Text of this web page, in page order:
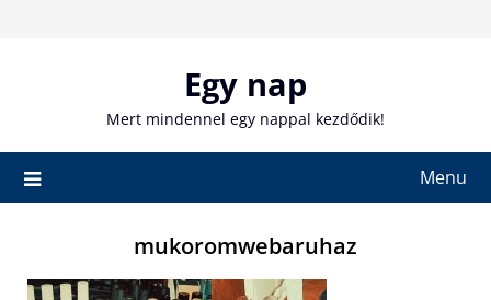
Egy nap
Mert mindennel egy nappal kezdődik!
Menu
mukoromwebaruhaz